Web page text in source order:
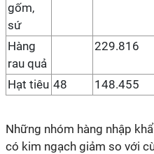
gốm,
sứ
Hàng
rau quả
229.816
Hạt tiêu 48 148.455
Những nhóm hàng nhập
có kim ngạch giảm so với